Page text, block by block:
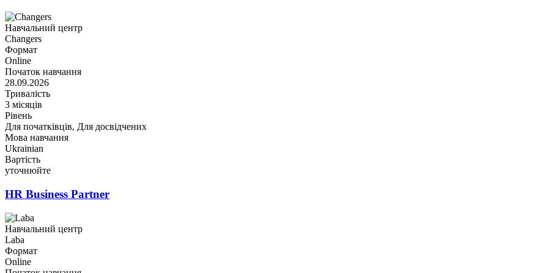
Навчальний центр
Changers
Формат
Online
Початок навчання
28.09.2026
Тривалість
3 місяців
Рівень
Для початківців, Для досвідчених
Мова навчання
Ukrainian
Вартість
уточнюйте
HR Business Partner
Навчальний центр
Laba
Формат
Online